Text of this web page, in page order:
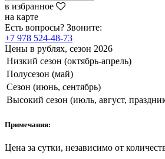
в избранное
на карте
Есть вопросы? Звоните:
+7 978 524-48-73
Цены в рублях, сезон 2026
Низкий сезон (октябрь-апрель)
Полусезон (май)
Сезон (июнь, сентябрь)
Высокий сезон (июль, август,
Примечания:
Цена за сутки, независимо от